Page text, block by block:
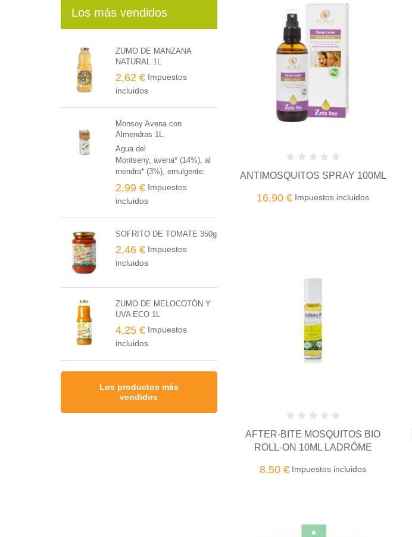
Los más vendidos
ZUMO DE MANZANA
NATURAL 1L
2,62 € Impuestos
incluidos
Monsoy Avena con
Almendras 1L.
Agua del
Montseny, avena* (14%), al
mendra* (3%), emulgente:
lecitina de girasol*, sal
marina. * de producción
agraria ecológica
2,99 € Impuestos
incluidos
SOFRITO DE TOMATE 350g
2,46 € Impuestos
incluidos
ZUMO DE MELOCOTÓN Y
UVA ECO 1L
4,25 € Impuestos
incluidos
Los productos más
vendidos
ANTIMOSQUITOS SPRAY 100ML
16,90 € Impuestos incluidos
AFTER-BITE MOSQUITOS BIO
ROLL-ON 10ML LADRÔME
8,50 € Impuestos incluidos